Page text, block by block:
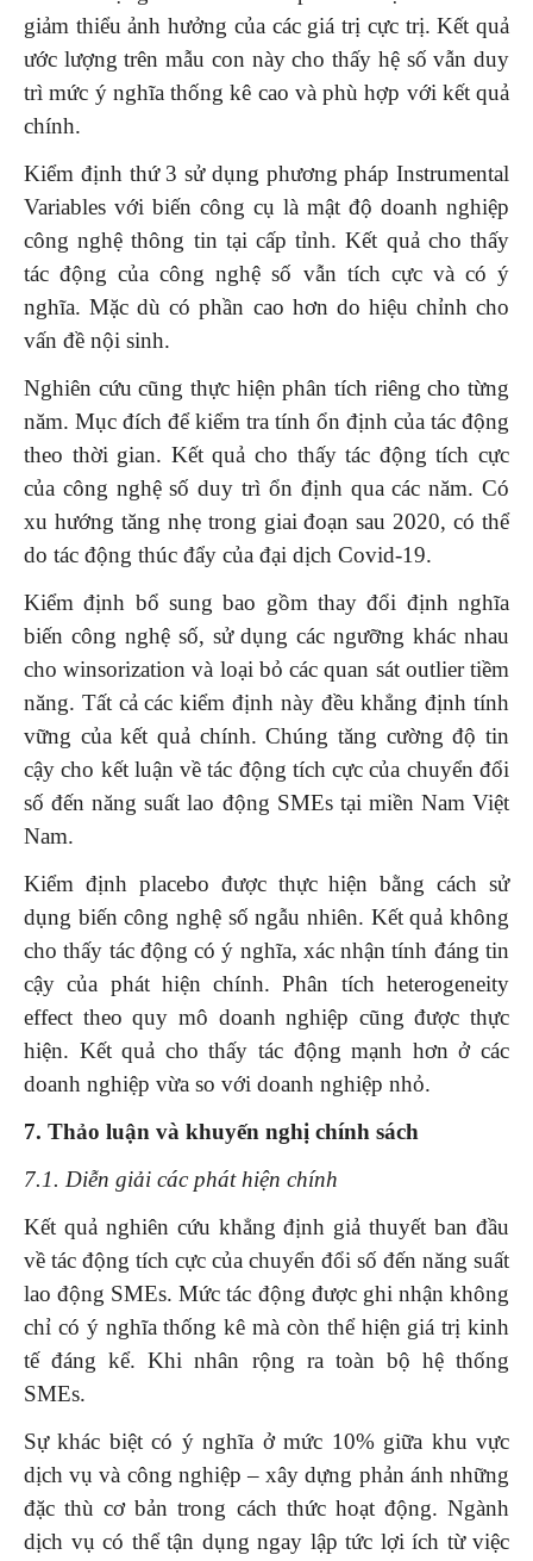
giảm thiểu ảnh hưởng của các giá trị cực trị. Kết quả
ước lượng trên mẫu con này cho thấy hệ số vẫn duy
trì mức ý nghĩa thống kê cao và phù hợp với kết quả
chính.
Kiểm định thứ 3 sử dụng phương pháp Instrumental
Variables với biến công cụ là mật độ doanh nghiệp
công nghệ thông tin tại cấp tỉnh. Kết quả cho thấy
tác động của công nghệ số vẫn tích cực và có ý
nghĩa. Mặc dù có phần cao hơn do hiệu chỉnh cho
vấn đề nội sinh.
Nghiên cứu cũng thực hiện phân tích riêng cho từng
năm. Mục đích để kiểm tra tính ổn định của tác động
theo thời gian. Kết quả cho thấy tác động tích cực
của công nghệ số duy trì ổn định qua các năm. Có
xu hướng tăng nhẹ trong giai đoạn sau 2020, có thể
do tác động thúc đẩy của đại dịch Covid-19.
Kiểm định bổ sung bao gồm thay đổi định nghĩa
biến công nghệ số, sử dụng các ngưỡng khác nhau
cho winsorization và loại bỏ các quan sát outlier tiềm
năng. Tất cả các kiểm định này đều khẳng định tính
vững của kết quả chính. Chúng tăng cường độ tin
cậy cho kết luận về tác động tích cực của chuyển đổi
số đến năng suất lao động SMEs tại miền Nam Việt
Nam.
Kiểm định placebo được thực hiện bằng cách sử
dụng biến công nghệ số ngẫu nhiên. Kết quả không
cho thấy tác động có ý nghĩa, xác nhận tính đáng tin
cậy của phát hiện chính. Phân tích heterogeneity
effect theo quy mô doanh nghiệp cũng được thực
hiện. Kết quả cho thấy tác động mạnh hơn ở các
doanh nghiệp vừa so với doanh nghiệp nhỏ.
7. Thảo luận và khuyến nghị chính sách
7.1. Diễn giải các phát hiện chính
Kết quả nghiên cứu khẳng định giả thuyết ban đầu
về tác động tích cực của chuyển đổi số đến năng suất
lao động SMEs. Mức tác động được ghi nhận không
chỉ có ý nghĩa thống kê mà còn thể hiện giá trị kinh
tế đáng kể. Khi nhân rộng ra toàn bộ hệ thống
SMEs.
Sự khác biệt có ý nghĩa ở mức 10% giữa khu vực
dịch vụ và công nghiệp – xây dựng phản ánh những
đặc thù cơ bản trong cách thức hoạt động. Ngành
dịch vụ có thể tận dụng ngay lập tức lợi ích từ việc